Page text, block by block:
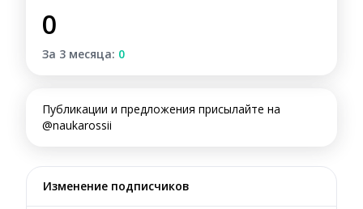
0
За 3 месяца: 0
Публикации и предложения присылайте на
@naukarossii
Изменение подписчиков